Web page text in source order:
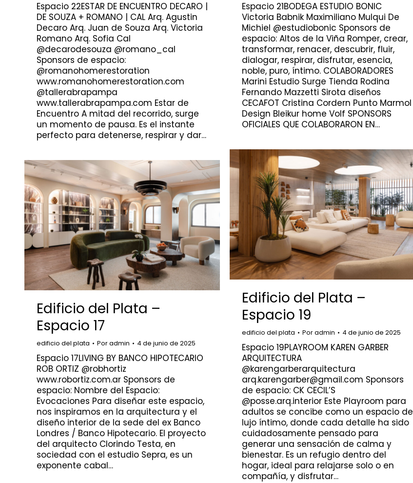
Espacio 22ESTAR DE ENCUENTRO DECARO |
DE SOUZA + ROMANO | CAL Arq. Agustin
Decaro Arq. Juan de Souza Arq. Victoria
Romano Arq. Sofia Cal
@decarodesouza @romano_cal
Sponsors de espacio:
@romanohomerestoration
www.romanohomerestoration.com
@tallerabrapampa
www.tallerabrapampa.com Estar de
Encuentro A mitad del recorrido, surge
un momento de pausa. Es el instante
perfecto para detenerse, respirar y dar…
Espacio 21BODEGA ESTUDIO BONIC
Victoria Babnik Maximiliano Mulqui De
Michiel @estudiobonic Sponsors de
espacio: Altos de la Viña Romper, crear,
transformar, renacer, descubrir, fluir,
dialogar, respirar, disfrutar, esencia,
noble, puro, íntimo. COLABORADORES
Marini Estudio Surge Tienda Rodina
Fernando Mazzetti Sirota diseños
CECAFOT Cristina Cordern Punto Marmol
Design Bleikur home Volf SPONSORS
OFICIALES QUE COLABORARON EN…
Edificio del Plata –
Espacio 19
edificio del plata Poradmin 4 de junio de 2025
Espacio 19PLAYROOM KAREN GARBER
ARQUITECTURA
@karengarberarquitectura
arq.karengarber@gmail.com Sponsors
de espacio: CK CECIL’S
@posse.arq.interior Este Playroom para
adultos se concibe como un espacio de
lujo íntimo, donde cada detalle ha sido
cuidadosamente pensado para
generar una sensación de calma y
bienestar. Es un refugio dentro del
hogar, ideal para relajarse solo o en
compañía, y disfrutar…
Edificio del Plata –
Espacio 17
edificio del plata Poradmin 4 de junio de 2025
Espacio 17LIVING BY BANCO HIPOTECARIO
ROB ORTIZ @robhortiz
www.robortiz.com.ar Sponsors de
espacio: Nombre del Espacio:
Evocaciones Para diseñar este espacio,
nos inspiramos en la arquitectura y el
diseño interior de la sede del ex Banco
Londres / Banco Hipotecario. El proyecto
del arquitecto Clorindo Testa, en
sociedad con el estudio Sepra, es un
exponente cabal…